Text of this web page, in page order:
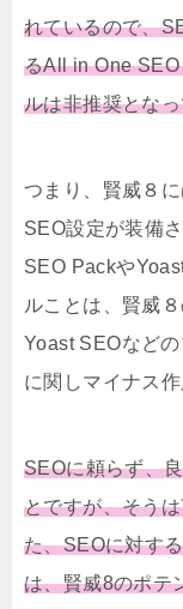
れているので、
るAll in One
ルは非推奨とな
つまり、賢威８
SEO設定が装備
SEO Packや
ルことは、賢威
Yoast SEOなど
に関しマイナス
SEOに頼らず、
とですが、そう
た、SEOに対す
は、賢威8のポテ